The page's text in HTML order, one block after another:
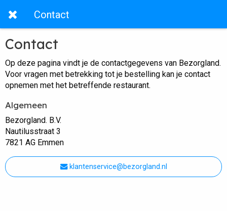
Contact
Contact
Op deze pagina vindt je de contactgegevens van Bezorgland.
Voor vragen met betrekking tot je bestelling kan je contact
opnemen met het betreffende restaurant.
Algemeen
Bezorgland. B.V.
Nautilusstraat 3
7821 AG Emmen
klantenservice@bezorgland.nl